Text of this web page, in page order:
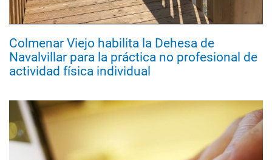
Colmenar Viejo habilita la Dehesa de
Navalvillar para la práctica no profesional de
actividad física individual